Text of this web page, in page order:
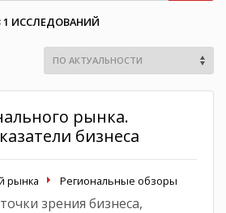
1 ИССЛЕДОВАНИЙ
рынка.
бизнеса
рынка Региональные обзоры
зрения бизнеса,